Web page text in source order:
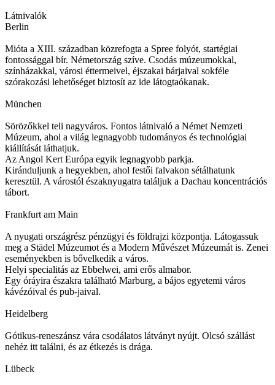
Látnivalók
Berlin
Mióta a XIII. században közrefogta a Spree folyót, startégiai
fontossággal bír. Németország szíve. Csodás múzeumokkal,
színházakkal, városi éttermeivel, éjszakai bárjaival sokféle
szórakozási lehetőséget biztosít az ide látogtaókanak.
München
Sörözőkkel teli nagyváros. Fontos látnivaló a Német Nemzeti
Múzeum, ahol a világ legnagyobb tudományos és technológiai
kiállítását láthatjuk.
Az Angol Kert Európa egyik legnagyobb parkja.
Kiránduljunk a hegyekben, ahol festői falvakon sétálhatunk
keresztül. A várostól északnyugatra találjuk a Dachau koncentrációs
tábort.
Frankfurt am Main
A nyugati országrész pénzügyi és földrajzi központja. Látogassuk
meg a Städel Múzeumot és a Modern Művészet Múzeumát is. Zenei
eseményekben is bővelkedik a város.
Helyi specialitás az Ebbelwei, ami erős almabor.
Egy óráyira északra található Marburg, a bájos egyetemi város
kávézóival és pub-jaival.
Heidelberg
Gótikus-reneszánsz vára csodálatos látványt nyújt. Olcsó szállást
nehéz itt találni, és az étkezés is drága.
Lübeck